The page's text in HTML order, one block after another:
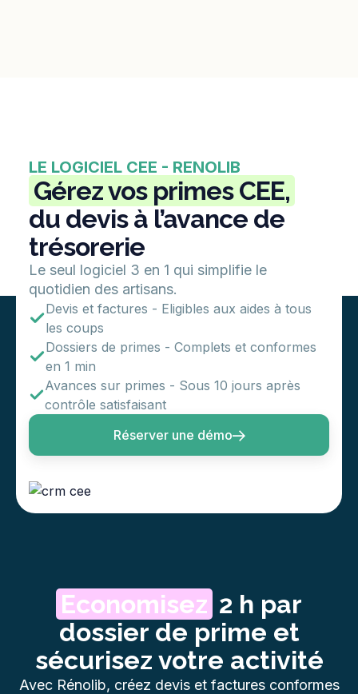
LE LOGICIEL CEE - RENOLIB
Gérez vos primes CEE,
du devis à l’avance de
trésorerie
Le seul logiciel 3 en 1 qui simplifie le
quotidien des artisans.
Devis et factures - Eligibles aux aides à tous
les coups
Dossiers de primes - Complets et conformes
en 1 min
Avances sur primes - Sous 10 jours après
contrôle satisfaisant
Réserver une démo
Economisez 2 h par
dossier de prime et
sécurisez votre activité
Avec Rénolib, créez devis et factures conformes